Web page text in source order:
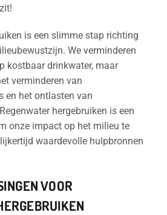
is een slimme stap richting
We verminderen
kostbaar drinkwater, maar
verminderen van
en het ontlasten van
hergebruiken is een
onze impact op het milieu te
waardevolle hulpbronnen
VOOR